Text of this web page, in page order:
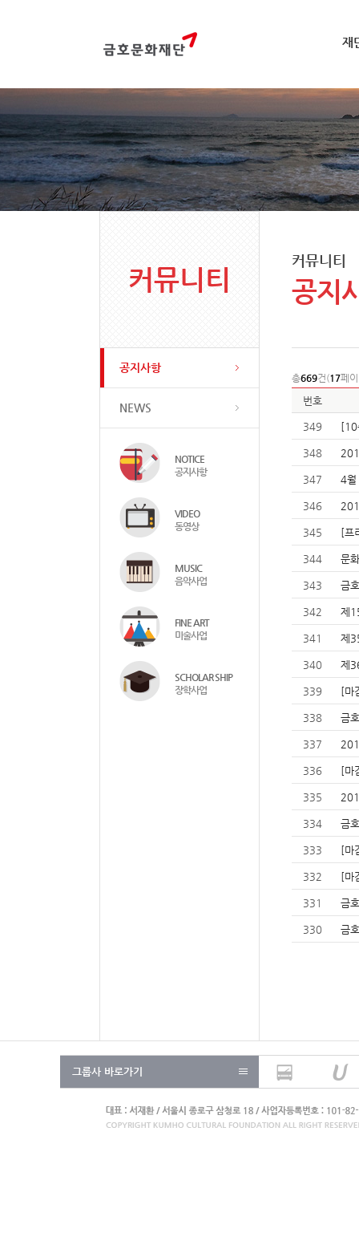
재
커뮤니티
공지사항
NEWS
NOTICE
공지사항
VIDEO
동영상
MUSIC
음악사업
FINE ART
미술사업
SCHOLAR SHIP
장학사업
커뮤니티
공지
총669건(17페
번호
349 [10
348
347 4월
346
345 [프
344 문
343 금
342 제
341 제
340 제
339 [마
338 금
337
336 [마
335
334 금
333 [마
332 [마
331 금
330 금
그룹사 바로가기